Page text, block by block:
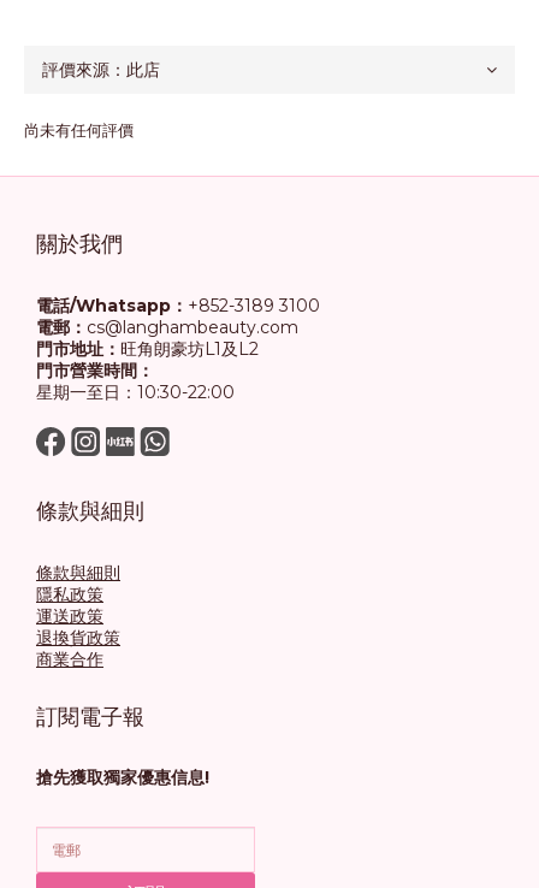
尚未有任何評價
關於我們
電話/Whatsapp： +852-3189 3100
電郵： cs@langhambeauty.com
門市地址： 旺角朗豪坊L1及L2
門市營業時間：
星期一至日：10:30-22:00
條款與細則
條款與細則
隱私政策
運送政策
退換貨政策
商業合作
訂閱電子報
搶先獲取獨家優惠信息!